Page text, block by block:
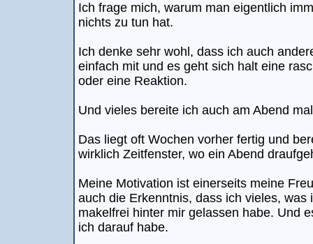
Ich frage mich, warum man eigentlich
nichts zu tun hat.
Ich denke sehr wohl, dass ich auch
einfach mit und es geht sich halt eine
oder eine Reaktion.
Und vieles bereite ich auch am Abend
Das liegt oft Wochen vorher fertig und
wirklich Zeitfenster, wo ein Abend
Meine Motivation ist einerseits meine
auch die Erkenntnis, dass ich vieles, was
makelfrei hinter mir gelassen habe. Und
ich darauf habe.